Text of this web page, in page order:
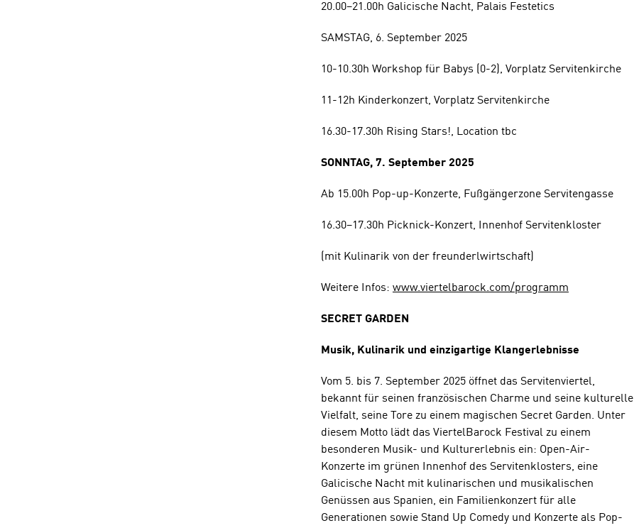
20.00−21.00h Galicische Nacht, Palais Festetics
SAMSTAG, 6. September 2025
10-10.30h Workshop für Babys (0-2), Vorplatz Servitenkirche
11-12h Kinderkonzert, Vorplatz Servitenkirche
16.30-17.30h Rising Stars!, Location tbc
SONNTAG, 7. September 2025
Ab 15.00h Pop-up-Konzerte, Fußgängerzone Servitengasse
16.30−17.30h Picknick-Konzert, Innenhof Servitenkloster
(mit Kulinarik von der freunderlwirtschaft)
Weitere Infos: www.viertelbarock.com/programm
SECRET GARDEN
Musik, Kulinarik und einzigartige Klangerlebnisse
Vom 5. bis 7. September 2025 öffnet das Servitenviertel,
bekannt für seinen französischen Charme und seine kulturelle
Vielfalt, seine Tore zu einem magischen Secret Garden. Unter
diesem Motto lädt das ViertelBarock Festival zu einem
besonderen Musik- und Kulturerlebnis ein: Open-Air-
Konzerte im grünen Innenhof des Servitenklosters, eine
Galicische Nacht mit kulinarischen und musikalischen
Genüssen aus Spanien, ein Familienkonzert für alle
Generationen sowie Stand Up Comedy und Konzerte als Pop-